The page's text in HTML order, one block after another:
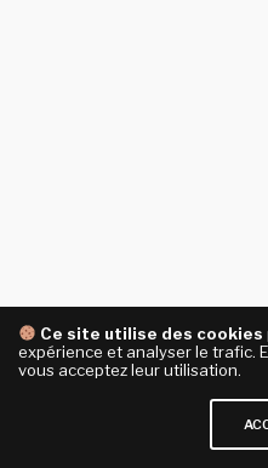
Ce site utilise des cookies
expérience et analyser le trafic.
vous acceptez leur utilisation.